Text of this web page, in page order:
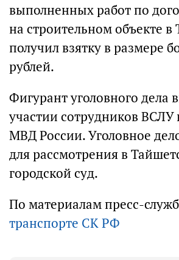
выполненных работ по
на строительном объекте в
получил взятку в размере
рублей.
Фигурант уголовного дела
участии сотрудников ВСЛУ
МВД России. Уголовное
для рассмотрения в
городской суд.
По материалам пресс-
транспорте СК РФ